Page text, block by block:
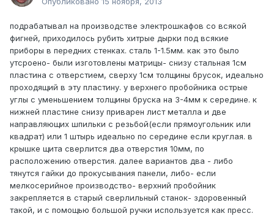
подрабатывал на производстве электрошкафов со всякой
фигней, приходилось рубить хитрые дырки под всякие
приборы в передних стенках. сталь 1-1.5мм. как это было
утсроено- были изготовлены матрицы- снизу стальная 1см
пластина с отверстием, сверху 1см толщины брусок, идеально
проходящий в эту пластину. у верхнего пробойника острые
углы с уменьшением толщины бруска на 3-4мм к середине. к
нижней пластине снизу приварен лист металла и две
направляющих шпильки с резьбой(если прямоугольник или
квадрат) или 1 штырь идеально по середине если круглая. в
крышке щита сверлится два отверстия 10мм, по
расположению отверстия. далее вариантов два - либо
тянутся гайки до прокусывания панели, либо- если
мелкосерийное производство- верхний пробойник
закрепляется в старый сверлильный станок- здоровенный
такой, и с помощью большой ручки используется как пресс.